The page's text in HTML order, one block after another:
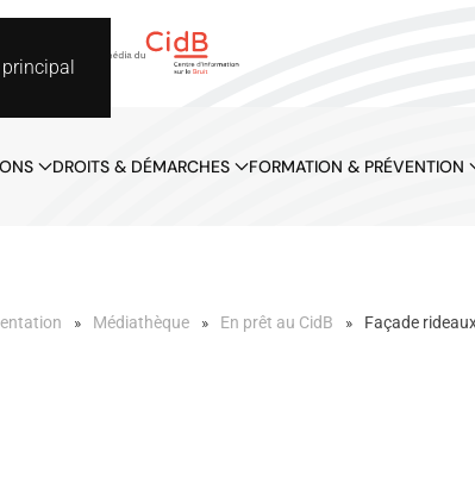
DROITS & DÉMARCHES FORMATION & PRÉVENTION
Médiathèque En prêt au CidB Façade